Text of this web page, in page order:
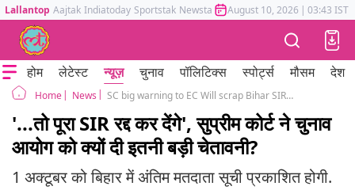
Lallantop Aajtak Indiatoday Sportstak Newstak Mumbai Tak Astrotak
August 10, 2026 | 03:43 IST
होम लेटेस्ट न्यूज़ चुनाव पॉलिटिक्स स्पोर्ट्स मौसम देश
Home News SC big warning to EC Will scrap Bihar SIR exercise if illegality found
'...तो पूरा SIR रद्द कर देंगे', सुप्रीम कोर्ट ने चुनाव
आयोग को क्यों दी इतनी बड़ी चेतावनी?
1 अक्टूबर को बिहार में अंतिम मतदाता सूची प्रकाशित होगी.